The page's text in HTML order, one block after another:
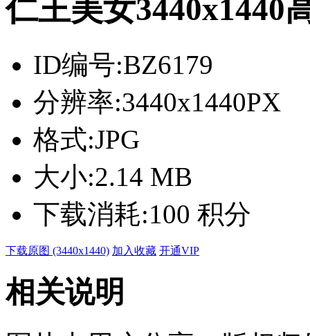
仁王美女3440x1440
ID编号:BZ6179
分辨率:3440x1440PX
格式:JPG
大小:2.14 MB
下载消耗:100 积分
下载原图 (3440x1440) 加入收藏 开通VIP
相关说明